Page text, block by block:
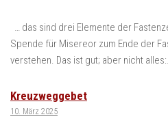
… das sind drei Elemente der
Spende für Misereor zum Ende der
verstehen. Das ist gut; aber nicht
Kreuzweggebet
10. März 2025